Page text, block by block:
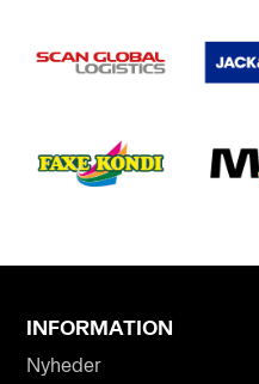
INFORMATION
Nyheder